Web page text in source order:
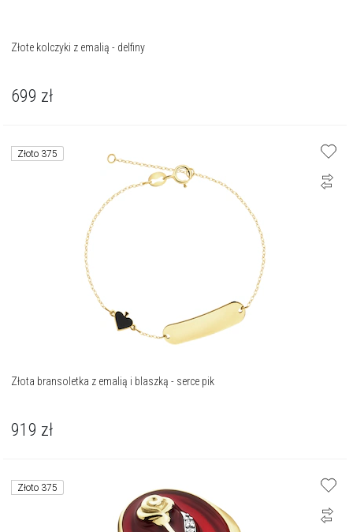
Złote kolczyki z emalią - delfiny
699 zł
Złoto 375
Złota bransoletka z emalią i blaszką - serce pik
919 zł
Złoto 375